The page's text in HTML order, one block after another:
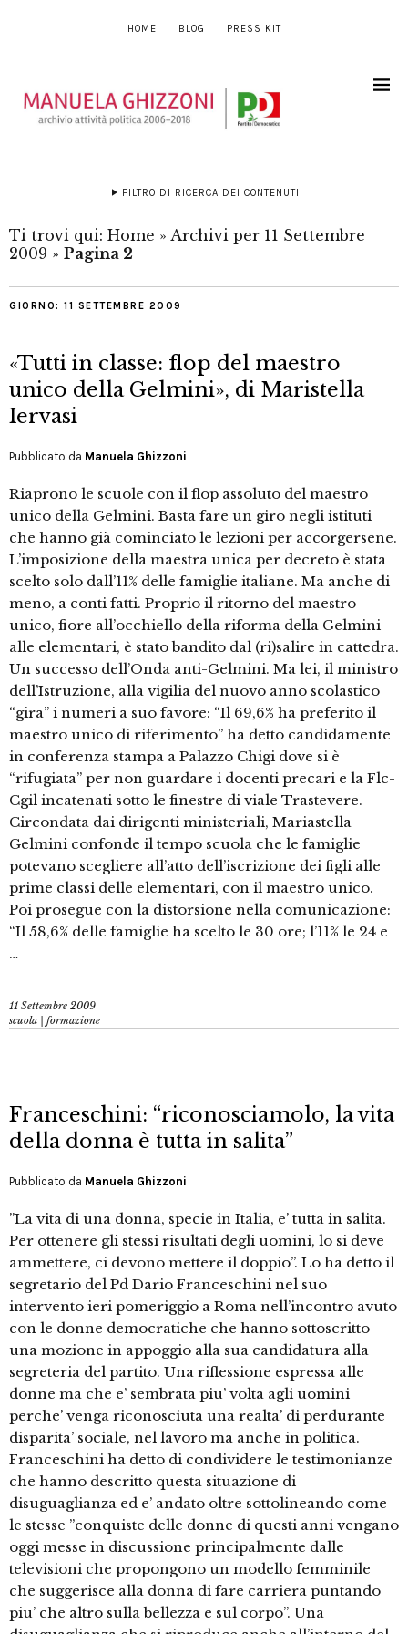
HOME BLOG PRESS KIT
FILTRO DI RICERCA DEI CONTENUTI
Ti trovi qui: Home » Archivi per 11 Settembre
2009 » Pagina 2
GIORNO: 11 SETTEMBRE 2009
«Tutti in classe: flop del maestro
unico della Gelmini», di Maristella
Iervasi
Pubblicato da Manuela Ghizzoni
Riaprono le scuole con il flop assoluto del maestro
unico della Gelmini. Basta fare un giro negli istituti
che hanno già cominciato le lezioni per accorgersene.
L’imposizione della maestra unica per decreto è stata
scelto solo dall’11% delle famiglie italiane. Ma anche di
meno, a conti fatti. Proprio il ritorno del maestro
unico, fiore all’occhiello della riforma della Gelmini
alle elementari, è stato bandito dal (ri)salire in cattedra.
Un successo dell’Onda anti-Gelmini. Ma lei, il ministro
dell’Istruzione, alla vigilia del nuovo anno scolastico
“gira” i numeri a suo favore: “Il 69,6% ha preferito il
maestro unico di riferimento” ha detto candidamente
in conferenza stampa a Palazzo Chigi dove si è
“rifugiata” per non guardare i docenti precari e la Flc-
Cgil incatenati sotto le finestre di viale Trastevere.
Circondata dai dirigenti ministeriali, Mariastella
Gelmini confonde il tempo scuola che le famiglie
potevano scegliere all’atto dell’iscrizione dei figli alle
prime classi delle elementari, con il maestro unico.
Poi prosegue con la distorsione nella comunicazione:
“Il 58,6% delle famiglie ha scelto le 30 ore; l’11% le 24 e
…
11 Settembre 2009
scuola | formazione
Franceschini: “riconosciamolo, la vita
della donna è tutta in salita”
Pubblicato da Manuela Ghizzoni
”La vita di una donna, specie in Italia, e’ tutta in salita.
Per ottenere gli stessi risultati degli uomini, lo si deve
ammettere, ci devono mettere il doppio”. Lo ha detto il
segretario del Pd Dario Franceschini nel suo
intervento ieri pomeriggio a Roma nell’incontro avuto
con le donne democratiche che hanno sottoscritto
una mozione in appoggio alla sua candidatura alla
segreteria del partito. Una riflessione espressa alle
donne ma che e’ sembrata piu’ volta agli uomini
perche’ venga riconosciuta una realta’ di perdurante
disparita’ sociale, nel lavoro ma anche in politica.
Franceschini ha detto di condividere le testimonianze
che hanno descritto questa situazione di
disuguaglianza ed e’ andato oltre sottolineando come
le stesse ”conquiste delle donne di questi anni vengano
oggi messe in discussione principalmente dalle
televisioni che propongono un modello femminile
che suggerisce alla donna di fare carriera puntando
piu’ che altro sulla bellezza e sul corpo”. Una